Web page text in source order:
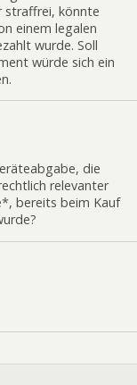
straffrei, könnte
einem legalen
wurde. Soll
würde sich ein
die
relevanter
bereits beim Kauf